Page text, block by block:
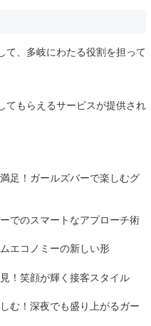
て、多岐にわたる役割を担って
てもらえるサービスが提供され
足！ガールズバーで楽しむグ
でのスマートなアプローチ術
エコノミーの新しい形
！笑顔が輝く接客スタイル
む！深夜でも盛り上がるガー